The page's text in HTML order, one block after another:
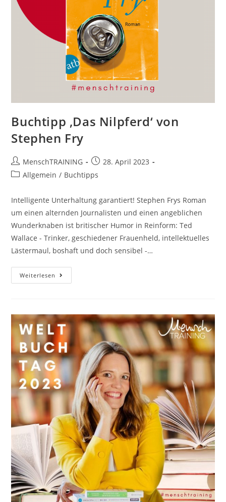
Buchtipp ‚Das Nilpferd‘ von
Stephen Fry
Beitrags-
Autor:
MenschTRAINING
Beitrag
veröffentlicht:
28. April 2023
Beitrags-
Allgemein / Buchtipps
Intelligente Unterhaltung garantiert! Stephen Frys Roman
um einen alternden Journalisten und einen angeblichen
Wunderknaben ist britischer Humor in Reinform: Ted
Wallace - Trinker, geschiedener Frauenheld, intellektuelles
Lästermaul, boshaft und doch sensibel -…
Weiterlesen Buchtipp
‚Das